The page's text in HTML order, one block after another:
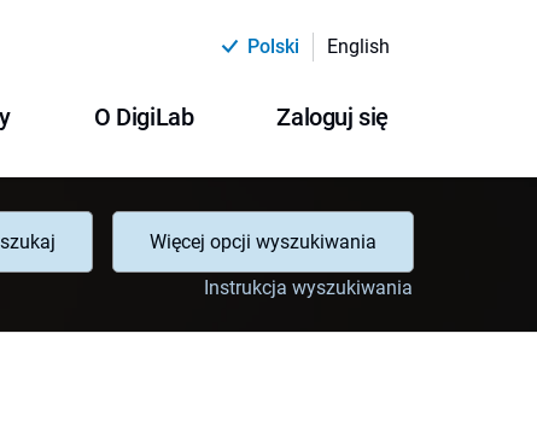
Polski English
O DigiLab Zaloguj się
Więcej opcji wyszukiwania
Instrukcja wyszukiwania